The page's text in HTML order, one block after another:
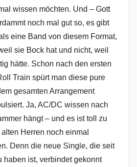
wissen möchten. Und – Gott
noch mal gut so, es gibt
eine Band von diesem Format,
sie Bock hat und nicht, weil
hätte. Schon nach den ersten
Train spürt man diese pure
gesamten Arrangement
Ja, AC/DC wissen nach
hängt – und es ist toll zu
Herren noch einmal
Denn die neue Single, die seit
haben ist, verbindet gekonnt